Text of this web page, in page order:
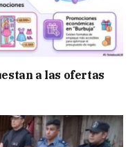
a las ofertas